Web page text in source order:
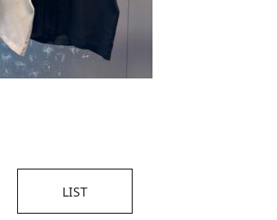
LIST